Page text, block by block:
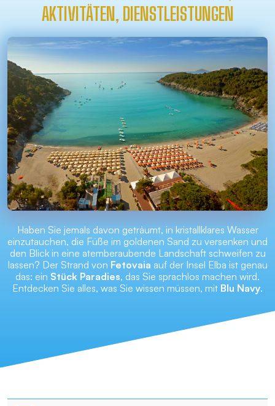
AKTIVITÄTEN, DIENSTLEISTUNGEN
Haben Sie jemals davon geträumt, in kristallklares Wasser
einzutauchen, die Füße im goldenen Sand zu versenken und
den Blick in eine atemberaubende Landschaft schweifen zu
lassen? Der Strand von Fetovaia auf der Insel Elba ist genau
das: ein Stück Paradies, das Sie sprachlos machen wird.
Entdecken Sie alles, was Sie wissen müssen, mit Blu Navy.